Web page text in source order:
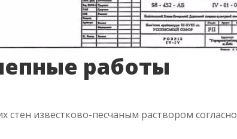
работы
известково-песчаным раствором согласно